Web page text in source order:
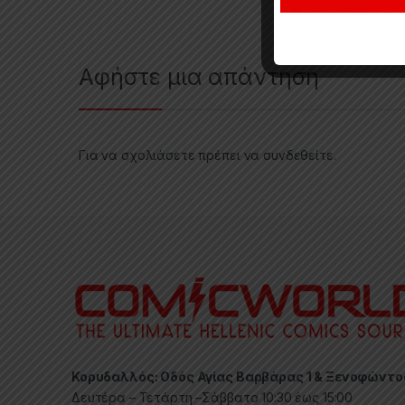
Αφήστε μια απάντηση
Για να σχολιάσετε πρέπει να συνδεθείτε.
Κορυδαλλός: Οδός Αγίας Βαρβάρας 1 &
Δευτέρα – Τετάρτη –Σάββατο 10:30 έως 15:00